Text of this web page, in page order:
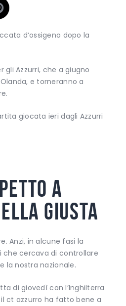
d’ossigeno dopo la
gli Azzurri, che a giugno
e torneranno a
giocata ieri dagli Azzurri
a
giusta
Anzi, in alcune fasi la
che cercava di controllare
la nostra nazionale.
di giovedì con l’Inghilterra
il ct azzurro ha fatto bene a